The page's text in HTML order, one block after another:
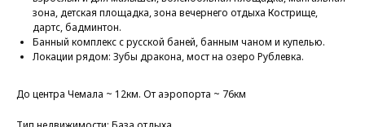
зона, детская площадка, зона вечернего отдыха Кострище,
дартс, бадминтон.
Банный комплекс с русской баней, банным чаном и купелью.
Локации рядом: Зубы дракона, мост на озеро Рублевка.
До центра Чемала ~ 12км. От аэропорта ~ 76км